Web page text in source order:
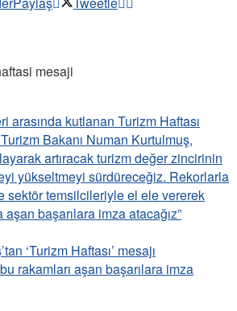
arasında kutlanan Turizm Haftası
Bakanı Numan Kurtulmuş,
artıracak turizm değer zincirinin
yükseltmeyi sürdüreceğiz. Rekorlarla
sektör temsilcileriyle el ele vererek
başarılara imza atacağız”
‘Turizm Haftası’ mesajı
rakamları aşan başarılara imza